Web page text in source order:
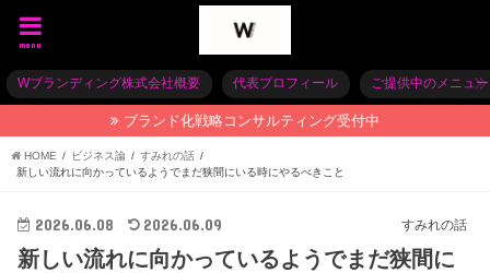
menu
Wブランディング株式会社概要 代表プロフィール ご提供中のメニュー
ブランド化戦略コンサルティング受付中
HOME ビジネス論
すみれの話
新しい流れに向かっているようでまだ狭間にいる時にやるべきこと
すみれの話
2026.06.08 2026.06.09
新しい流れに向かっているようでまだ狭間に